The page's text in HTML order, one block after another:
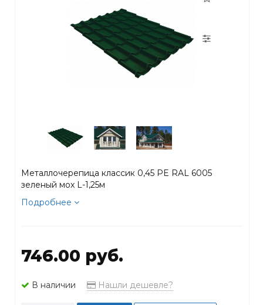
Металлочерепица классик 0,45 PE RAL 6005
зеленый мох L-1,25м
Подробнее
746.00 руб.
В наличии Нашли дешевле?